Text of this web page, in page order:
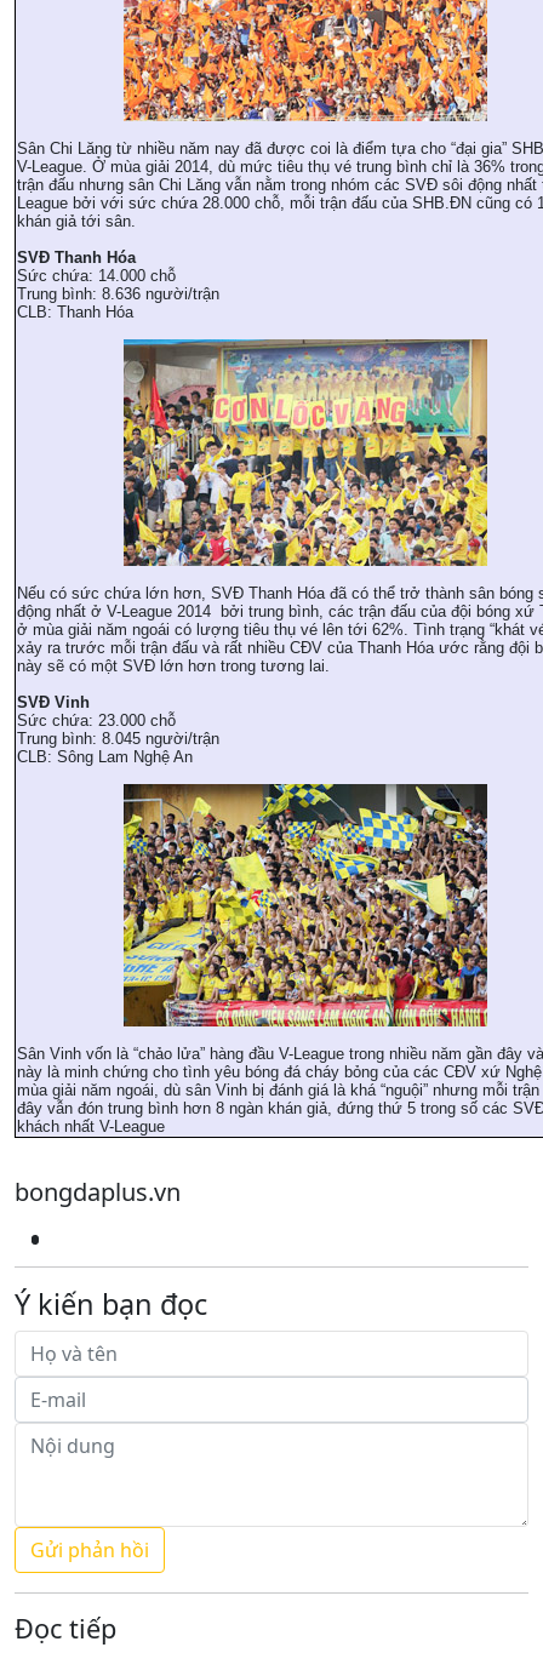
Sân Chi Lăng từ nhiều năm nay đã được coi là điểm tựa cho “đại gia”
V-League. Ở mùa giải 2014, dù mức tiêu thụ vé trung bình chỉ là 36%
trận đấu nhưng sân Chi Lăng vẫn nằm trong nhóm các SVĐ sôi động nhất
League bởi với sức chứa 28.000 chỗ, mỗi trận đấu của SHB.ĐN cũng có
khán giả tới sân.
SVĐ Thanh Hóa
Sức chứa: 14.000 chỗ
Trung bình: 8.636 người/trận
CLB: Thanh Hóa
Nếu có sức chứa lớn hơn, SVĐ Thanh Hóa đã có thể trở thành sân bóng
động nhất ở V-League 2014 bởi trung bình, các trận đấu của đội bóng xứ
ở mùa giải năm ngoái có lượng tiêu thụ vé lên tới 62%. Tình trạng “khát
xảy ra trước mỗi trận đấu và rất nhiều CĐV của Thanh Hóa ước rằng đội
này sẽ có một SVĐ lớn hơn trong tương lai.
SVĐ Vinh
Sức chứa: 23.000 chỗ
Trung bình: 8.045 người/trận
CLB: Sông Lam Nghệ An
Sân Vinh vốn là “chảo lửa” hàng đầu V-League trong nhiều năm gần đây
này là minh chứng cho tình yêu bóng đá cháy bỏng của các CĐV xứ
mùa giải năm ngoái, dù sân Vinh bị đánh giá là khá “nguội” nhưng mỗi
đây vẫn đón trung bình hơn 8 ngàn khán giả, đứng thứ 5 trong số các
khách nhất V-League
bongdaplus.vn
Ý kiến bạn đọc
Đọc tiếp